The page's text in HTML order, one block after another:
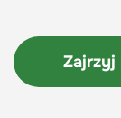
Zajrzyj